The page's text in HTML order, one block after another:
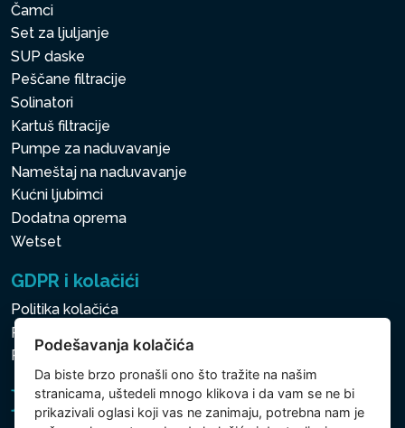
Čamci
Set za ljuljanje
SUP daske
Peščane filtracije
Solinatori
Kartuš filtracije
Pumpe za naduvavanje
Nameštaj na naduvavanje
Kućni ljubimci
Dodatna oprema
Wetset
GDPR i kolačići
Politika kolačića
Politika zaštite ličnih i drugih obrađivanih podataka
Politika kolačića
Podešavanja kolačića
Da biste brzo pronašli ono što tražite na našim
stranicama, uštedeli mnogo klikova i da vam se ne bi
prikazivali oglasi koji vas ne zanimaju, potrebna nam je